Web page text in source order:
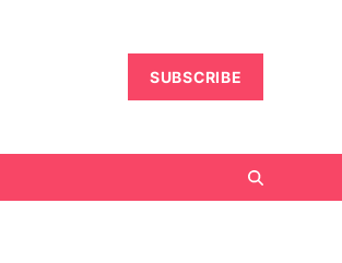
SUBSCRIBE